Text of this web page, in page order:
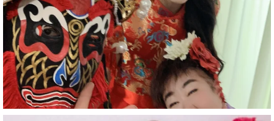
#マイントピア別子
#泉寿亭
#有形文化財
#四国
#愛媛観光
#旅行
#旅行動画
#一人旅
#観光スポット